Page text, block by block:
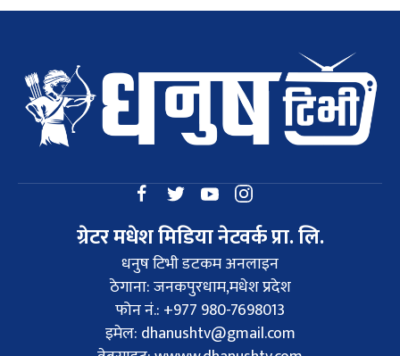
ग्रेटर मधेश मिडिया नेटवर्क प्रा. लि.
धनुष टिभी डटकम अनलाइन
ठेगाना: जनकपुरधाम,मधेश प्रदेश
फोन नं.: +977 980-7698013
इमेल: dhanushtv@gmail.com